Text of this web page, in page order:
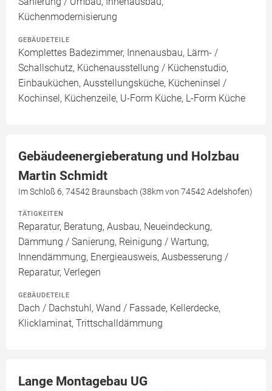
Küchenmodernisierung
GEBÄUDETEILE
Komplettes Badezimmer, Innenausbau, Lärm- /
Schallschutz, Küchenausstellung / Küchenstudio,
Einbauküchen, Ausstellungsküche, Kücheninsel /
Kochinsel, Küchenzeile, U-Form Küche, L-Form Küche
Gebäudeenergieberatung und Holzbau
Martin Schmidt
Im Schloß 6, 74542 Braunsbach (38km von 74542 Adelshofen)
TÄTIGKEITEN
Reparatur, Beratung, Ausbau, Neueindeckung,
Dämmung / Sanierung, Reinigung / Wartung,
Innendämmung, Energieausweis, Ausbesserung /
Reparatur, Verlegen
GEBÄUDETEILE
Dach / Dachstuhl, Wand / Fassade, Kellerdecke,
Klicklaminat, Trittschalldämmung
Lange Montagebau UG